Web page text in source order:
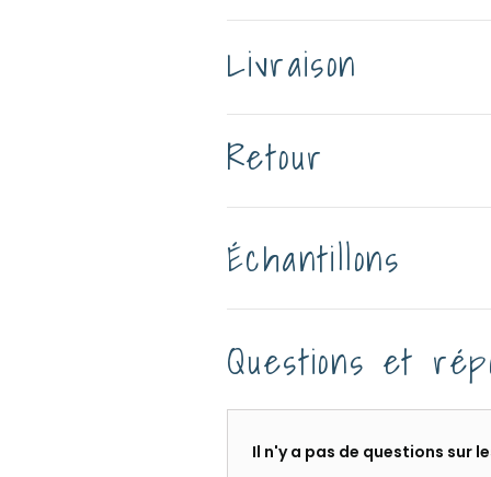
Livraison
Retour
Échantillons
Questions et
Il n'y a pas de questions sur